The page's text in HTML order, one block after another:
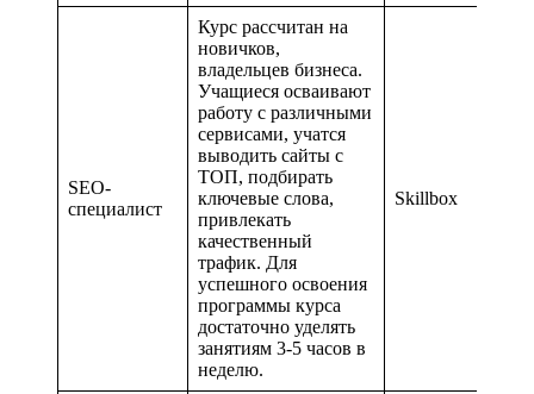
SEO-
специалист
Курс рассчитан на
новичков,
владельцев бизнеса.
Учащиеся осваивают
работу с различными
сервисами, учатся
выводить сайты с
ТОП, подбирать
ключевые слова,
привлекать
качественный
трафик. Для
успешного освоения
программы курса
достаточно уделять
занятиям 3-5 часов в
неделю.
Skillbox